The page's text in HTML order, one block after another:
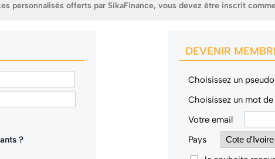
personnalisés offerts par SikaFinance, vous devez être inscrit
?
DEVENIR
Choisissez un pseudo
Choisissez un mot de
Votre email
Pays